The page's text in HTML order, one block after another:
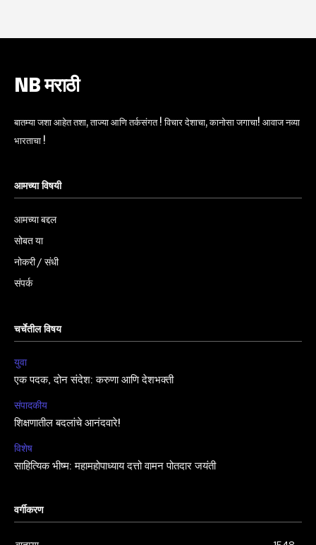
NB मराठी
बातम्या जशा आहेत तशा, ताज्या आणि तर्कसंगत ! विचार देशाचा, कानोसा जगाचा! आवाज नव्या
भारताचा !
आमच्या विषयी
आमच्या बद्दल
सोबत या
नोकरी / संधी
संपर्क
चर्चेतील विषय
युवा
एक पदक, दोन संदेश: करुणा आणि देशभक्ती
संपादकीय
शिक्षणातील बदलांचे आनंदवारे!
विशेष
साहित्यिक भीष्म: महामहोपाध्याय दत्तो वामन पोतदार जयंती
वर्गीकरण